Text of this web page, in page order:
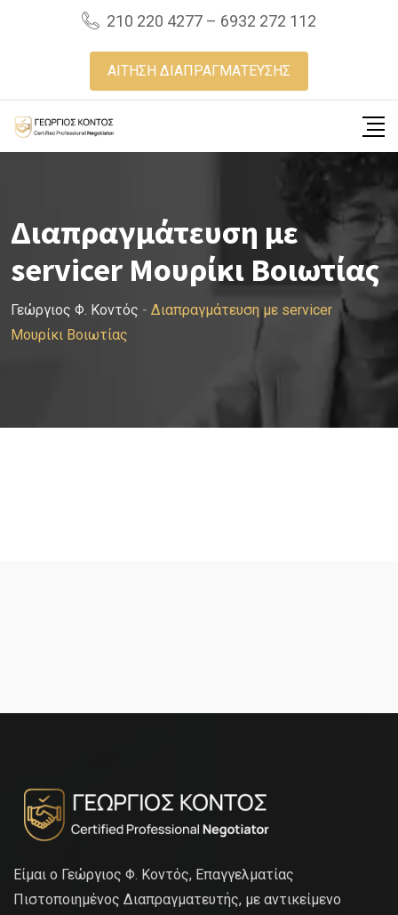
210 220 4277 – 6932 272 112
ΑΙΤΗΣΗ ΔΙΑΠΡΑΓΜΑΤΕΥΣΗΣ
Διαπραγμάτευση με
servicer Μουρίκι Βοιωτίας
Γεώργιος Φ. Κοντός - Διαπραγμάτευση με servicer
Μουρίκι Βοιωτίας
Είμαι ο Γεώργιος Φ. Κοντός, Επαγγελματίας
Πιστοποιημένος Διαπραγματευτής, με αντικείμενο